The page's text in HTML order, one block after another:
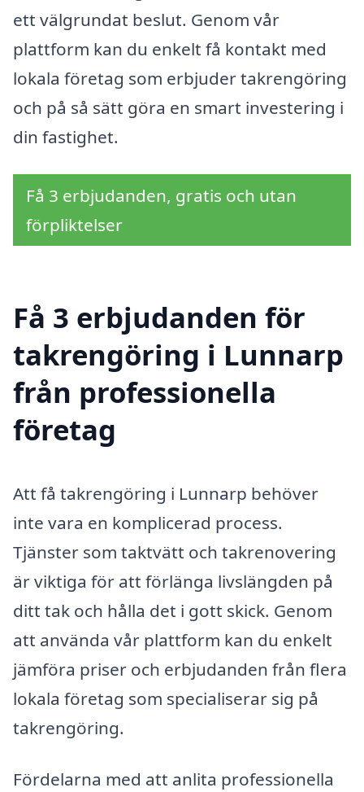
ett välgrundat beslut. Genom vår
plattform kan du enkelt få kontakt med
lokala företag som erbjuder takrengöring
och på så sätt göra en smart investering i
din fastighet.
Få 3 erbjudanden, gratis och utan
förpliktelser
Få 3 erbjudanden för
takrengöring i Lunnarp
från professionella
företag
Att få takrengöring i Lunnarp behöver
inte vara en komplicerad process.
Tjänster som taktvätt och takrenovering
är viktiga för att förlänga livslängden på
ditt tak och hålla det i gott skick. Genom
att använda vår plattform kan du enkelt
jämföra priser och erbjudanden från flera
lokala företag som specialiserar sig på
takrengöring.
Fördelarna med att anlita professionella